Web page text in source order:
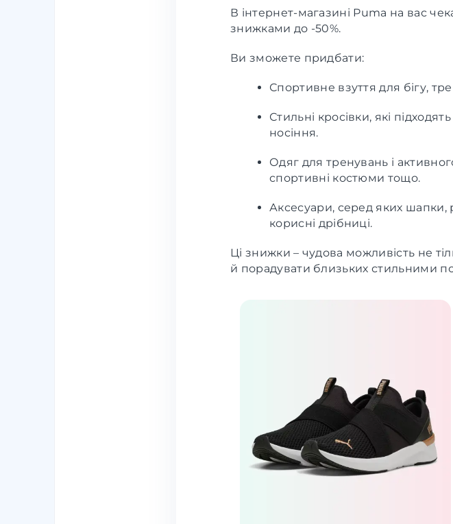
В інтернет-магазині Puma на вас
знижками до -50%.
Ви зможете придбати:
Спортивне взуття для бігу,
Стильні кросівки, які
носіння.
Одяг для тренувань і
спортивні костюми тощо.
Аксесуари, серед яких шапки,
корисні дрібниці.
Ці знижки – чудова можливість не
й порадувати близьких стильними